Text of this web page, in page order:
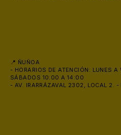
📍 ÑUÑOA
- HORARIOS DE ATENCIÓN: LUNES
SÁBADOS 10:00 A 14:00
- AV. IRARRÁZAVAL 2302, LOCAL 2. -